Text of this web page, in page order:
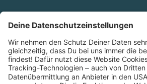
Partnerprogramm (Affiliate)
Folge uns auf